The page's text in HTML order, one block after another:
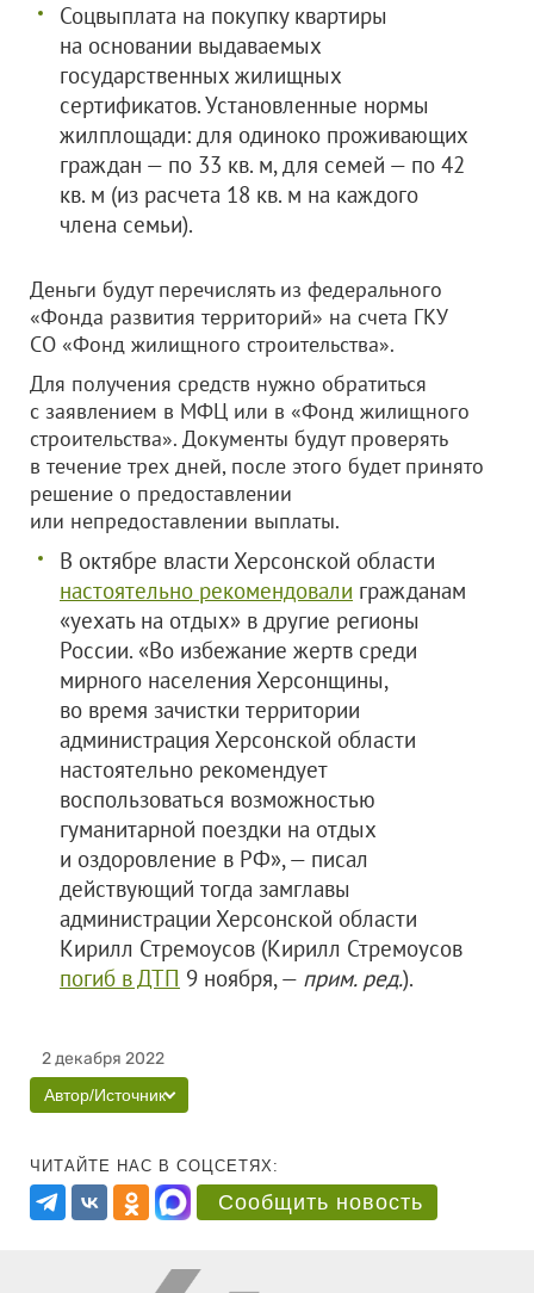
Соцвыплата на покупку квартиры
на основании выдаваемых
государственных жилищных
сертификатов. Установленные нормы
жилплощади: для одиноко проживающих
граждан — по 33 кв. м, для семей — по 42
кв. м (из расчета 18 кв. м на каждого
члена семьи).
Деньги будут перечислять из федерального
«Фонда развития территорий» на счета ГКУ
СО «Фонд жилищного строительства».
Для получения средств нужно обратиться
с заявлением в МФЦ или в «Фонд жилищного
строительства». Документы будут проверять
в течение трех дней, после этого будет принято
решение о предоставлении
или непредоставлении выплаты.
В октябре власти Херсонской области
настоятельно рекомендовали гражданам
«уехать на отдых» в другие регионы
России. «Во избежание жертв среди
мирного населения Херсонщины,
во время зачистки территории
администрация Херсонской области
настоятельно рекомендует
воспользоваться возможностью
гуманитарной поездки на отдых
и оздоровление в РФ», — писал
действующий тогда замглавы
администрации Херсонской области
Кирилл Стремоусов (Кирилл Стремоусов
погиб в ДТП 9 ноября, — прим. ред.).
2 декабря 2022
Автор/Источник
ЧИТАЙТЕ НАС В СОЦСЕТЯХ:
Сообщить новость